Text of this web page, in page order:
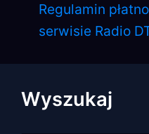
Regulamin
serwisie Radio
Wyszukaj